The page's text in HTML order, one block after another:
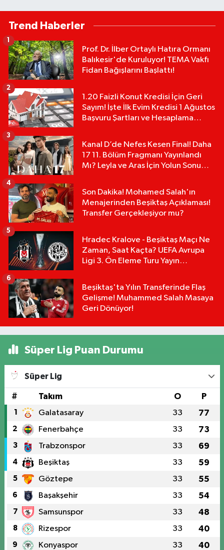
Trend Haberler
Prof. Dr. İlber Ortaylı Hatıra Ormanı
Balıkesir'de Kuruluyor! TEMA Vakfı
Fidan Bağışlarını Başlattı!
1
1.20 Faizli Konut Kredisi İçin Geri
Sayım! İşte İlk Evim Kredisi 1 Ağustos
Başvuru Şartları ve Hesaplama
2
Kanal D’de Nefes Kesen Final! Daha
17 11. Bölüm Fragmanı Yayınlandı
Mı? Leyla ve Aras İçin Yolun Sonu
3
Son Dakika! Mohamed Salah'ın
Menajerinden Beşiktaş Açıklaması!
Transfer Gerçekleşiyor mu?
4
Hradec Kralove - Beşiktaş Maçı Ne
Zaman, Saat Kaçta? UEFA Avrupa
Ligi 3. Ön Eleme Turu Yayın
5
Beşiktaş'ta Yılın Transferinde Flaş
Gelişme! Muhammed Salah Masaya
Geri Dönüyor!
6
Süper Lig Puan Durumu
Süper Lig
# Takım O P
1 Galatasaray 33 77
2 Fenerbahçe 33 73
3 Trabzonspor 33 69
4 Beşiktaş 33 59
5 Göztepe 33 55
6 Başakşehir 33 54
7 Samsunspor 33 48
8 Rizespor 33 40
9 Konyaspor 33 40